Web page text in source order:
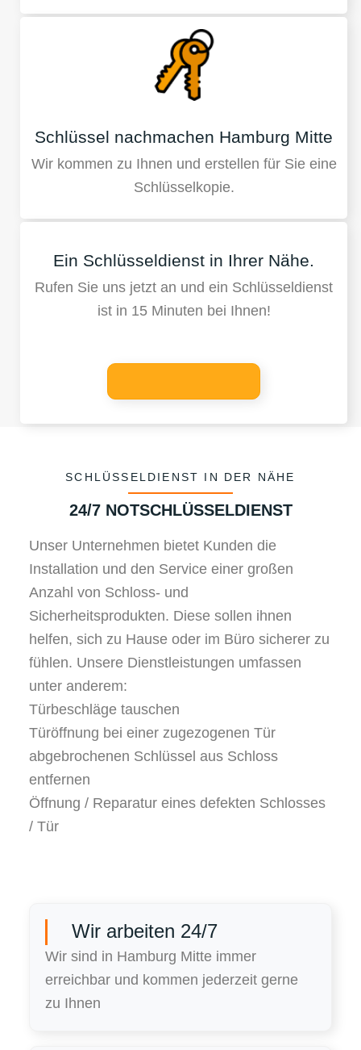
Schlüssel nachmachen Hamburg Mitte
Wir kommen zu Ihnen und erstellen für Sie eine
Schlüsselkopie.
Ein Schlüsseldienst in Ihrer Nähe.
Rufen Sie uns jetzt an und ein Schlüsseldienst
ist in 15 Minuten bei Ihnen!
SCHLÜSSELDIENST IN DER NÄHE
24/7 NOTSCHLÜSSELDIENST
Unser Unternehmen bietet Kunden die
Installation und den Service einer großen
Anzahl von Schloss- und
Sicherheitsprodukten. Diese sollen ihnen
helfen, sich zu Hause oder im Büro sicherer zu
fühlen. Unsere Dienstleistungen umfassen
unter anderem:
Türbeschläge tauschen
Türöffnung bei einer zugezogenen Tür
abgebrochenen Schlüssel aus Schloss
entfernen
Öffnung / Reparatur eines defekten Schlosses
/ Tür
Wir arbeiten 24/7
Wir sind in Hamburg Mitte immer
erreichbar und kommen jederzeit gerne
zu Ihnen